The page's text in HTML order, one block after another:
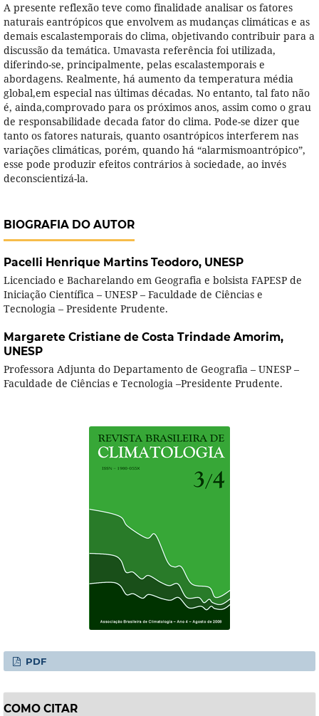
A presente reflexão teve como finalidade analisar os fatores
naturais eantrópicos que envolvem as mudanças climáticas e as
demais escalastemporais do clima, objetivando contribuir para a
discussão da temática. Umavasta referência foi utilizada,
diferindo-se, principalmente, pelas escalastemporais e
abordagens. Realmente, há aumento da temperatura média
global,em especial nas últimas décadas. No entanto, tal fato não
é, ainda,comprovado para os próximos anos, assim como o grau
de responsabilidade decada fator do clima. Pode-se dizer que
tanto os fatores naturais, quanto osantrópicos interferem nas
variações climáticas, porém, quando há “alarmismoantrópico”,
esse pode produzir efeitos contrários à sociedade, ao invés
deconscientizá-la.
BIOGRAFIA DO AUTOR
Pacelli Henrique Martins Teodoro, UNESP
Licenciado e Bacharelando em Geografia e bolsista FAPESP de
Iniciação Científica – UNESP – Faculdade de Ciências e
Tecnologia – Presidente Prudente.
Margarete Cristiane de Costa Trindade Amorim,
UNESP
Professora Adjunta do Departamento de Geografia – UNESP –
Faculdade de Ciências e Tecnologia –Presidente Prudente.
PDF
COMO CITAR